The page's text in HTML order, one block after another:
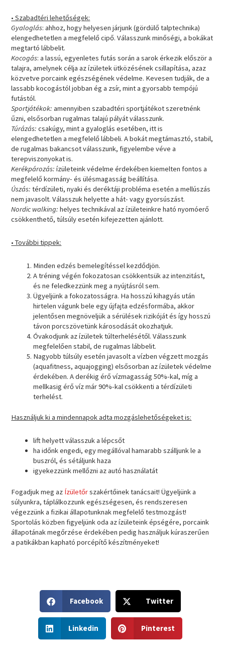
• Szabadtéri lehetőségek:
Gyaloglás: ahhoz, hogy helyesen járjunk (gördülő talptechnika)
elengedhetetlen a megfelelő cipő. Válasszunk minőségi, a bokákat
megtartó lábbelit.
Kocogás: a lassú, egyenletes futás során a sarok érkezik először a
talajra, amelynek célja az ízületek ütközésének csillapítása, azaz
közvetve porcaink egészségének védelme. Kevesen tudják, de a
lassabb kocogástól jobban ég a zsír, mint a gyorsabb tempójú
futástól.
Sportjátékok: amennyiben szabadtéri sportjátékot szeretnénk
űzni, elsősorban rugalmas talajú pályát válasszunk.
Túrázás: csakúgy, mint a gyaloglás esetében, itt is
elengedhetetlen a megfelelő lábbeli. A bokát megtámasztó, stabil,
de rugalmas bakancsot válasszunk, figyelembe véve a
terepviszonyokat is.
Kerékpározás: ízületeink védelme érdekében kiemelten fontos a
megfelelő kormány- és ülésmagasság beállítása.
Úszás: térdízületi, nyaki és deréktáji probléma esetén a mellúszás
nem javasolt. Válasszuk helyette a hát- vagy gyorsúszást.
Nordic walking: helyes technikával az ízületeinkre ható nyomóerő
csökkenthető, túlsúly esetén kifejezetten ajánlott.
• További tippek:
Minden edzés bemelegítéssel kezdődjön.
A tréning végén fokozatosan csökkentsük az intenzitást,
és ne feledkezzünk meg a nyújtásról sem.
Ügyeljünk a fokozatosságra. Ha hosszú kihagyás után
hirtelen vágunk bele egy újfajta edzésformába, akkor
jelentősen megnöveljük a sérülések rizikóját és így hosszú
távon porcszövetünk károsodását okozhatjuk.
Óvakodjunk az ízületek túlterhelésétől. Válasszunk
megfelelően stabil, de rugalmas lábbelit.
Nagyobb túlsúly esetén javasolt a vízben végzett mozgás
(aquafitness, aquajogging) elsősorban az ízületek védelme
érdekében. A derékig érő vízmagasság 50%-kal, míg a
mellkasig érő víz már 90%-kal csökkenti a térdízületi
terhelést.
Használjuk ki a mindennapok adta mozgáslehetőségeket is:
lift helyett válasszuk a lépcsőt
ha időnk engedi, egy megállóval hamarabb szálljunk le a
buszról, és sétáljunk haza
igyekezzünk mellőzni az autó használatát
Fogadjuk meg az Ízületőrszakértőinek tanácsait! Ügyeljünk a
súlyunkra, táplálkozzunk egészségesen, és rendszeresen
végezzünk a fizikai állapotunknak megfelelő testmozgást!
Sportolás közben figyeljünk oda az ízületeink épségére, porcaink
állapotának megőrzése érdekében pedig használjuk kúraszerűen
a patikákban kapható porcépítő készítményeket!
h
r
Facebook
h
Twitter
h
Linkedin
h
Pinterest